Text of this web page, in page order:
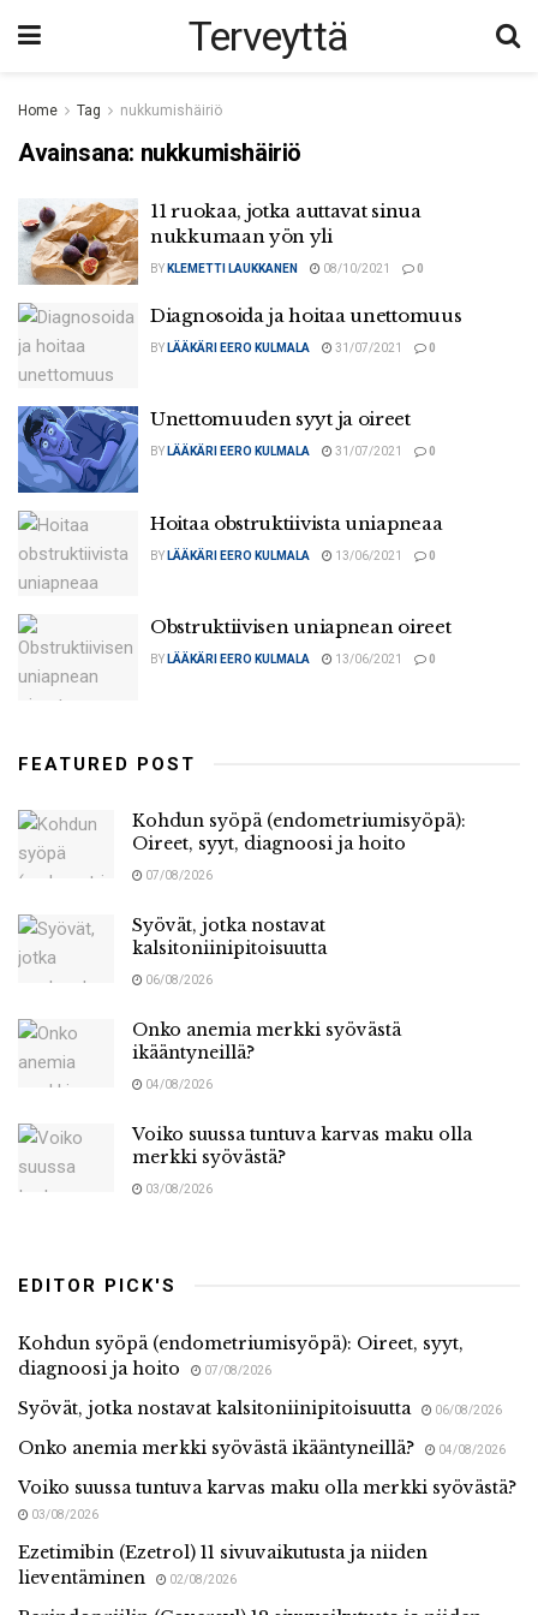
Terveyttä
Home Tag nukkumishäiriö
Avainsana: nukkumishäiriö
11 ruokaa, jotka auttavat sinua
nukkumaan yön yli
BY KLEMETTI LAUKKANEN 08/10/2021 0
Diagnosoida ja hoitaa unettomuus
BY LÄÄKÄRI EERO KULMALA 31/07/2021 0
Unettomuuden syyt ja oireet
BY LÄÄKÄRI EERO KULMALA 31/07/2021 0
Hoitaa obstruktiivista uniapneaa
BY LÄÄKÄRI EERO KULMALA 13/06/2021 0
Obstruktiivisen uniapnean oireet
BY LÄÄKÄRI EERO KULMALA 13/06/2021 0
FEATURED POST
Kohdun syöpä (endometriumisyöpä):
Oireet, syyt, diagnoosi ja hoito
07/08/2026
Syövät, jotka nostavat
kalsitoniinipitoisuutta
06/08/2026
Onko anemia merkki syövästä
ikääntyneillä?
04/08/2026
Voiko suussa tuntuva karvas maku olla
merkki syövästä?
03/08/2026
EDITOR PICK'S
Kohdun syöpä (endometriumisyöpä): Oireet, syyt,
diagnoosi ja hoito
07/08/2026
Syövät, jotka nostavat kalsitoniinipitoisuutta 06/08/2026
Onko anemia merkki syövästä ikääntyneillä? 04/08/2026
Voiko suussa tuntuva karvas maku olla merkki syövästä?
03/08/2026
Ezetimibin (Ezetrol) 11 sivuvaikutusta ja niiden
lieventäminen
02/08/2026